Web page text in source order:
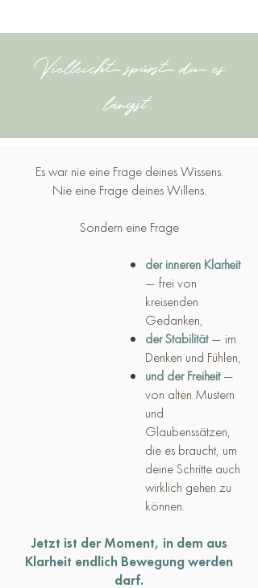
Vielleicht spürst du es
längst.
Es war nie eine Frage deines Wissens.
Nie eine Frage deines Willens.
Sondern eine Frage
der inneren Klarheit
— frei von
kreisenden
Gedanken,
der Stabilität— im
Denken und Fühlen,
und der Freiheit—
von alten Mustern
und
Glaubenssätzen,
die es braucht, um
deine Schritte auch
wirklich gehen zu
können.
Jetzt ist der Moment, in dem aus
Klarheit endlich Bewegung werden
darf.